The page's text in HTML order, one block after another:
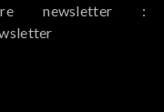
newsletter :